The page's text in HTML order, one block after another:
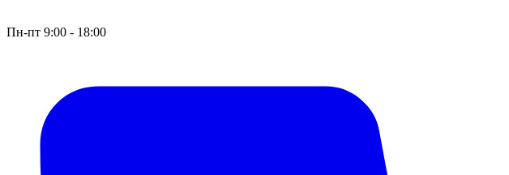
Пн-пт 9:00 - 18:00